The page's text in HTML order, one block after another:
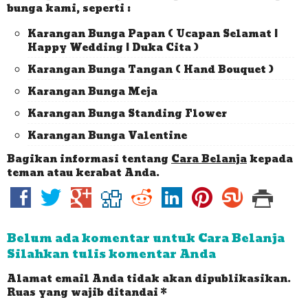
bunga kami, seperti :
Karangan Bunga Papan ( Ucapan Selamat |
Happy Wedding | Duka Cita )
Karangan Bunga Tangan ( Hand Bouquet )
Karangan Bunga Meja
Karangan Bunga Standing Flower
Karangan Bunga Valentine
Bagikan informasi tentang Cara Belanjakepada
teman atau kerabat Anda.
Belum ada komentar untuk Cara Belanja
Silahkan tulis komentar Anda
Alamat email Anda tidak akan dipublikasikan.
Ruas yang wajib ditandai *